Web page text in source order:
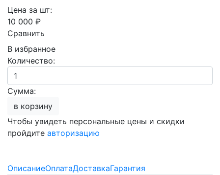
Цена за шт:
10 000 ₽
Сравнить
В избранное
Количество:
Сумма:
в корзину
Чтобы увидеть персональные цены и скидки
пройдите авторизацию
ОписаниеОплатаДоставкаГарантия